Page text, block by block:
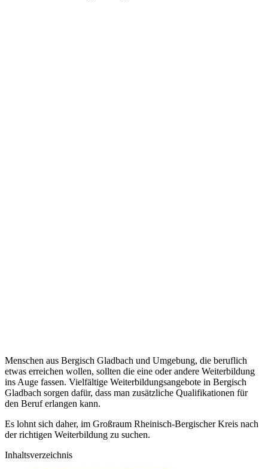
Menschen aus Bergisch Gladbach und Umgebung, die beruflich
etwas erreichen wollen, sollten die eine oder andere Weiterbildung
ins Auge fassen. Vielfältige Weiterbildungsangebote in Bergisch
Gladbach sorgen dafür, dass man zusätzliche Qualifikationen für
den Beruf erlangen kann.
Es lohnt sich daher, im Großraum Rheinisch-Bergischer Kreis nach
der richtigen Weiterbildung zu suchen.
Inhaltsverzeichnis